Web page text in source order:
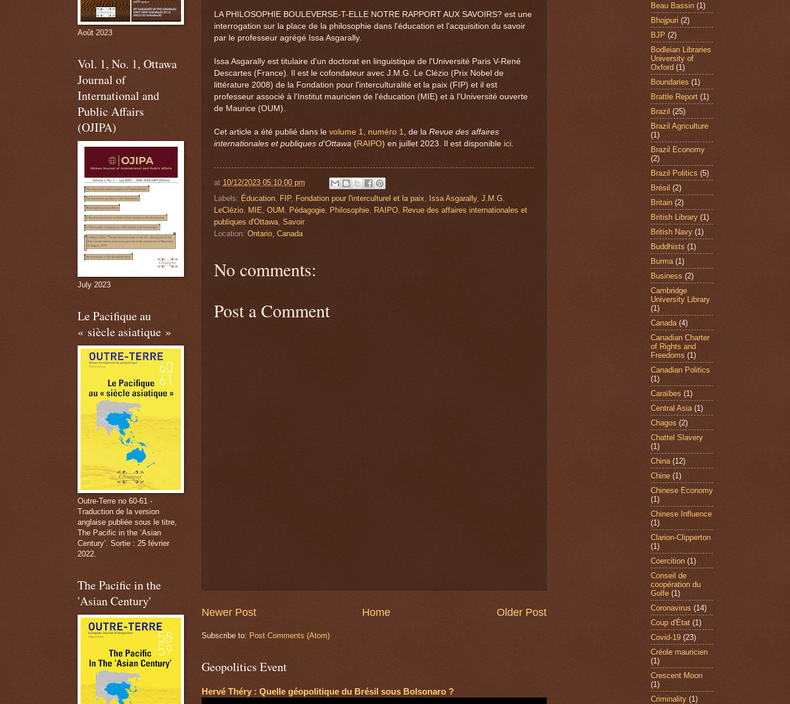
LA PHILOSOPHIE BOULEVERSE-T-ELLE NOTRE RAPPORT AUX SAVOIRS? est une
interrogation sur la place de la philosophie dans l'éducation et l'acquisition du savoir
par le professeur agrégé Issa Asgarally.
Issa Asgarally est titulaire d'un doctorat en linguistique de l'Université Paris V-René
Descartes (France). Il est le cofondateur avec J.M.G. Le Clézio (Prix Nobel de
littérature 2008) de la Fondation pour l'interculturalité et la paix (FIP) et il est
professeur associé à l'Institut mauricien de l'éducation (MIE) et à l'Université ouverte
de Maurice (OUM).
Cet article a été publié dans le volume 1, numéro 1 , de la Revue des affaires
internationales et publiques d'Ottawa (RAIPO) en juillet 2023. Il est disponible ici.
at 10/12/2023 05:10:00 pm
Labels: Éducation, FIP, Fondation pour l'interculturel et la paix, Issa Asgarally, J.M.G.
LeClézio, MIE, OUM , Pédagogie, Philosophie, RAIPO, Revue des affaires internationales et
publiques d'Ottawa, Savoir
Location: Ontario, Canada
No comments:
Post a Comment
Newer Post Older Post
Home
Subscribe to: Post Comments (Atom)
Geopolitics Event
Hervé Théry : Quelle géopolitique du Brésil sous Bolsonaro ?
Août 2023
Vol. 1, No. 1, Ottawa
Journal of
International and
Public Affairs
(OJIPA)
July 2023
Le Pacifique au
« siècle asiatique »
Outre-Terre no 60-61 -
Traduction de la version
anglaise publiée sous le titre,
The Pacific in the ‘Asian
Century’. Sortie : 25 février
2022.
The Pacific in the
'Asian Century'
Beau Bassin (1)
Bhojpuri (2)
BJP (2)
Bodleian Libraries
University of
Oxford (1)
Boundaries (1)
Brattle Report (1)
Brazil (25)
Brazil Agriculture
(1)
Brazil Economy
(2)
Brazil Politics (5)
Brésil (2)
Britain (2)
British Library (1)
British Navy (1)
Buddhists (1)
Burma (1)
Business (2)
Cambridge
University Library
(1)
Canada (4)
Canadian Charter
of Rights and
Freedoms (1)
Canadian Politics
(1)
Caraïbes (1)
Central Asia (1)
Chagos (2)
Chattel Slavery
(1)
China (12)
Chine (1)
Chinese Economy
(1)
Chinese Influence
(1)
Clarion-Clipperton
(1)
Coercition (1)
Conseil de
coopération du
Golfe (1)
Coronavirus (14)
Coup d'État (1)
Covid-19 (23)
Créole mauricien
(1)
Crescent Moon
(1)
Criminality (1)